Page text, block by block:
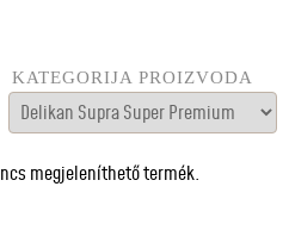
KATEGORIJA PROIZVODA
megjeleníthető termék.